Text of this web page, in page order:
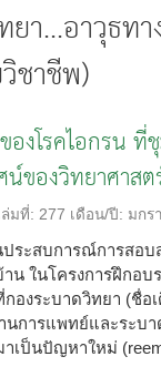
ยา...อาวุธ
ชาชีพ)
องโรคไอกรน
ของวิทยาศาส
ล่มที่: 277 เดือน/ปี: มกร
ระสบการณ์การสอบ
น ในโครงการฝึกอ
กองระบาดวิทยา (ชื่อ
นการแพทย์และระบ
เป็นปัญหาใหม่